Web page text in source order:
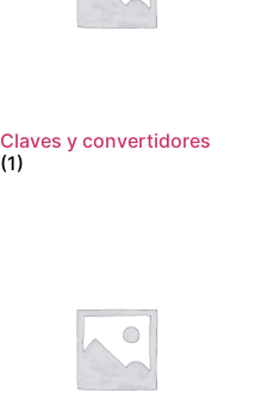
Claves y convertidores
(1)